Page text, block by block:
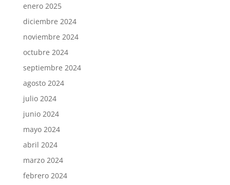
enero 2025
diciembre 2024
noviembre 2024
octubre 2024
septiembre 2024
agosto 2024
julio 2024
junio 2024
mayo 2024
abril 2024
marzo 2024
febrero 2024